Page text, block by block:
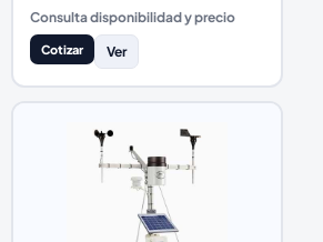
Consulta disponibilidad y precio
Cotizar Ver